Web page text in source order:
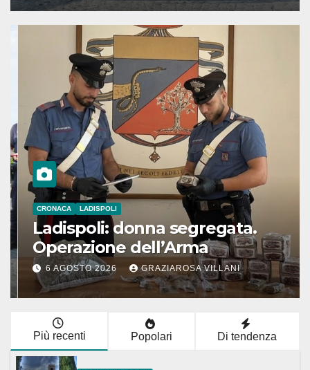
CRONACA LADISPOLI
Ladispoli: donna segregata.
Operazione dell’Arma
6 AGOSTO 2026 GRAZIAROSA VILLANI
Più recenti Popolari Di tendenza